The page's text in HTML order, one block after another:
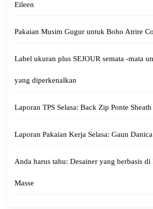
Eileen
Pakaian Musim Gugur untuk Boho Atrire
Label ukuran plus SEJOUR semata -mata
yang diperkenalkan
Laporan TPS Selasa: Back Zip Ponte Sheath
Laporan Pakaian Kerja Selasa: Gaun Danica
Anda harus tahu: Desainer yang berbasis
Masse